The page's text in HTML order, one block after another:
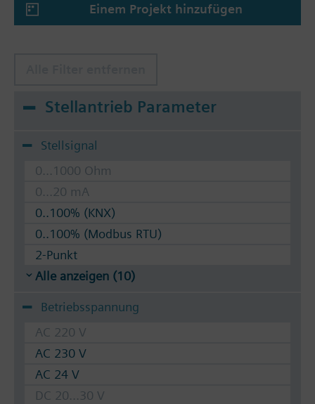
Einem Projekt hinzufügen
Stellantrieb Parameter
Stellsignal
0...1000 Ohm
0...20 mA
0..100% (KNX)
0..100% (Modbus RTU)
2-Punkt
Alle anzeigen (10)
Betriebsspannung
AC 220 V
AC 230 V
AC 24 V
DC 20...30 V